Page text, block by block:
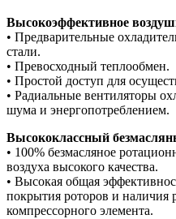
Высокоэффективное
• Предварительные
стали.
• Превосходный теплообмен.
• Простой доступ для
• Радиальные вентиляторы
шума и энергопотреблением.
Высококлассный
• 100% безмасляное
воздуха высокого качества.
• Высокая общая
покрытия роторов и наличия
компрессорного элемента.